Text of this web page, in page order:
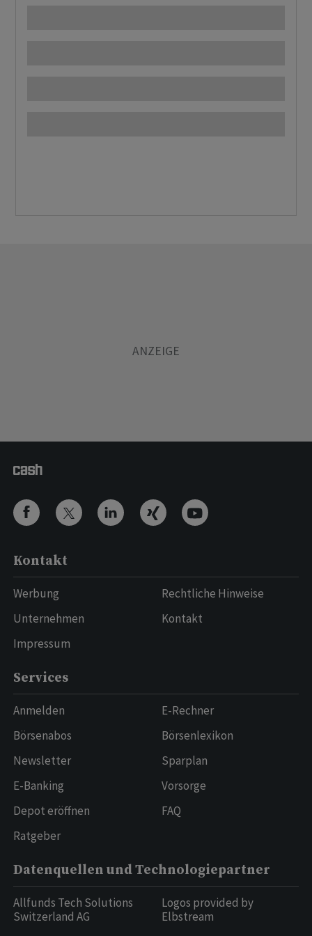
Kontakt
Werbung
Unternehmen
Impressum
Rechtliche Hinweise
Kontakt
Services
Anmelden
Börsenabos
Newsletter
E-Banking
Depot eröffnen
Ratgeber
E-Rechner
Börsenlexikon
Sparplan
Vorsorge
FAQ
Datenquellen und Technologiepartner
Allfunds Tech Solutions
Switzerland AG
Logos provided by
Elbstream